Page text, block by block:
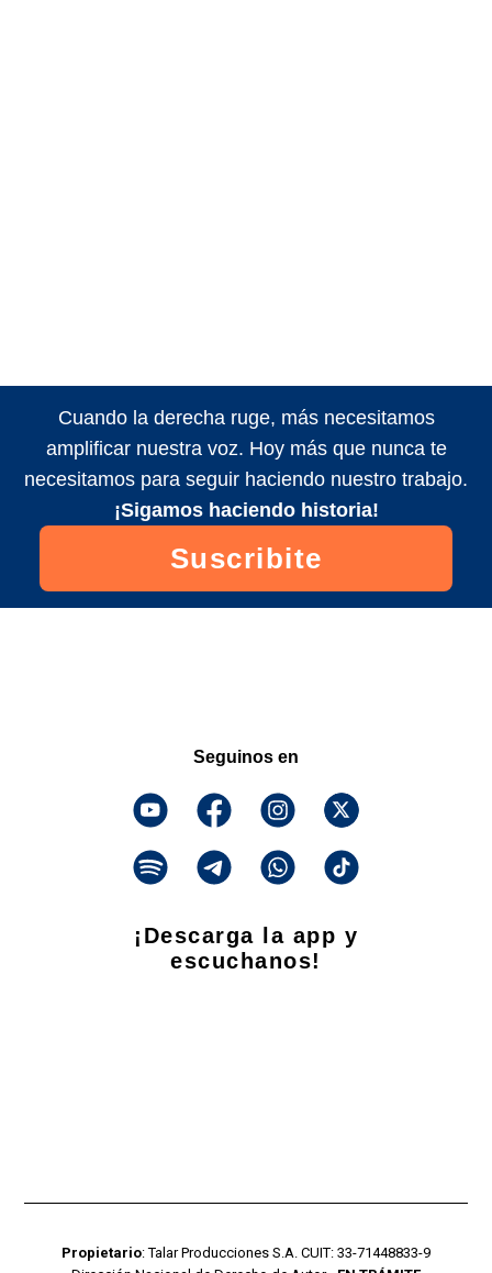
Cuando la derecha ruge, más necesitamos
amplificar nuestra voz. Hoy más que nunca te
necesitamos para seguir haciendo nuestro trabajo.
¡Sigamos haciendo historia!
Suscribite
Seguinos en
¡Descarga la app y
escuchanos!
Propietario: Talar Producciones S.A. CUIT: 33-71448833-9